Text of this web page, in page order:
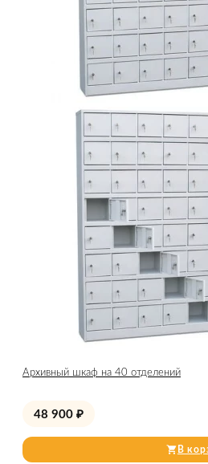
Архивный шкаф на 40 отделений
48 900 ₽
В